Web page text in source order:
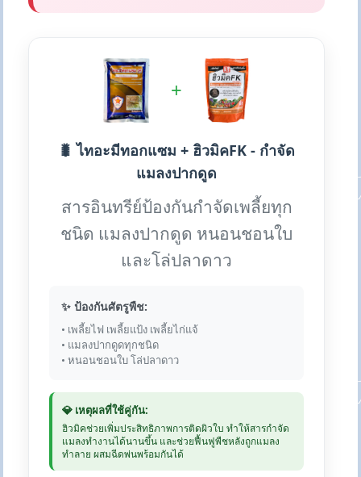
+
🐛 ไทอะมีทอกแซม + ฮิวมิคFK - กำจัด
แมลงปากดูด
สารอินทรีย์ป้องกันกำจัดเพลี้ยทุก
ชนิด แมลงปากดูด หนอนชอนใบ
และโล่ปลาดาว
✨ ป้องกันศัตรูพืช:
• เพลี้ยไฟ เพลี้ยแป้ง เพลี้ยไก่แจ้
• แมลงปากดูดทุกชนิด
• หนอนชอนใบ โล่ปลาดาว
💎 เหตุผลที่ใช้คู่กัน:
ฮิวมิคช่วยเพิ่มประสิทธิภาพการติดผิวใบ ทำให้สารกำจัด
แมลงทำงานได้นานขึ้น และช่วยฟื้นฟูพืชหลังถูกแมลง
ทำลาย ผสมฉีดพ่นพร้อมกันได้